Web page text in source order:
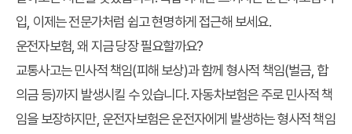
입, 이제는 전문가처럼 쉽고 현명하게 접근해 보세요.
운전자보험, 왜 지금 당장 필요할까요?
교통사고는 민사적 책임(피해 보상)과 함께 형사적 책임(벌금, 합
의금 등)까지 발생시킬 수 있습니다. 자동차보험은 주로 민사적 책
임을 보장하지만, 운전자보험은 운전자에게 발생하는 형사적 책임